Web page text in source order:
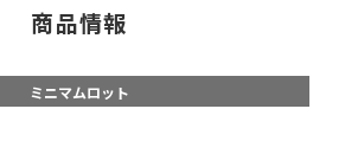
商品情報
ミニマムロット